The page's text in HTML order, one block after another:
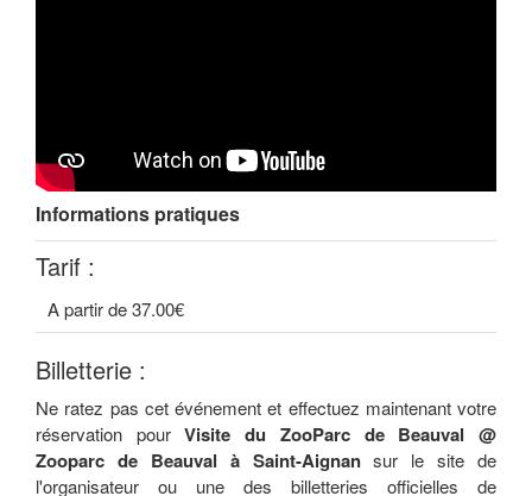
Informations pratiques
Tarif :
A partir de 37.00€
Billetterie :
Ne ratez pas cet événement et effectuez maintenant votre
réservation pourVisite du ZooParc de Beauval @
Zooparc de Beauval à Saint-Aignansur le site de
l'organisateur ou une des billetteries officielles de